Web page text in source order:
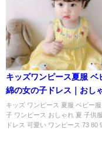
キッズワンピース夏服 ベ
綿の女の子ドレス｜おし
可愛い一着
キッズ ワンピース 夏服 ベビー
子 ワンピース おしゃれ 夏 子供
ドレス 可愛い ワンピース 73 80